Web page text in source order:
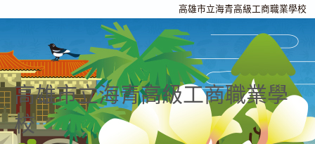
高雄市立海青高級工商職業學校
高雄市立海青高級工商職業學
校